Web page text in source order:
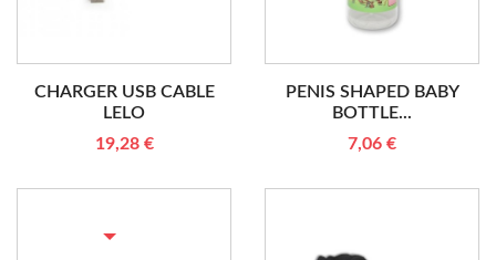
CHARGER USB CABLE
LELO
19,28 €
PENIS SHAPED BABY
BOTTLE...
7,06 €